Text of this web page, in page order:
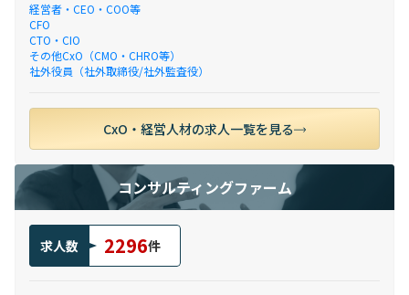
経営者・CEO・COO等
CFO
CTO・CIO
その他CxO（CMO・CHRO等）
社外役員（社外取締役/社外監査役）
CxO・経営人材の求人一覧を見る
コンサルティングファーム
求人数 2296件